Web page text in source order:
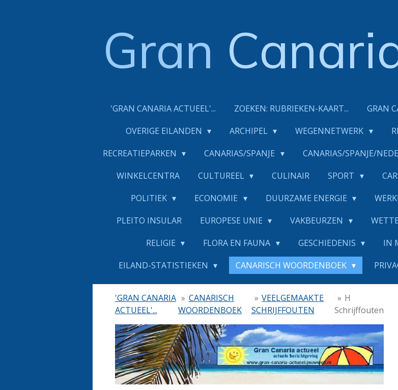
Gran
'GRAN CANARIA ACTUEEL'... ZOEKEN: RUBRIEKEN-KAART... GRAN
OVERIGE EILANDEN
ARCHIPEL WEGENNETWERK
RECREATIEPARKEN
CANARIAS/SPANJE CANARIAS/SPANJE/
WINKELCENTRA
CULTUREEL CULINAIR SPORT
POLITIEK
ECONOMIE DUURZAME ENERGIE
PLEITO INSULAR
EUROPESE UNIE VAKBEURZEN
RELIGIE
FLORA EN FAUNA GESCHIEDENIS IN
EILAND-STATISTIEKEN
CANARISCH WOORDENBOEK
'GRAN CANARIA
ACTUEEL'...
» CANARISCH
WOORDENBOEK
» VEELGEMAAKTE
SCHRIJFFOUTEN
» H
Schrijffouten